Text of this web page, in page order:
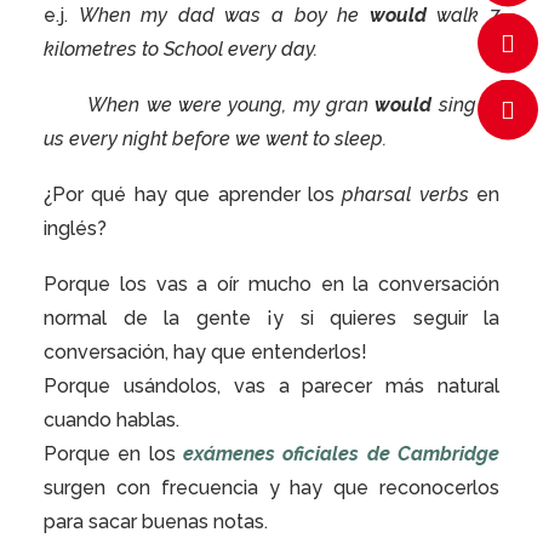
e.j. When my dad was a boy he wouldwalk 7
kilometres to School every day.
When we were young, my granwouldsing to
us every night before we went to sleep.
¿Por qué hay que aprender lospharsal verbs en
inglés?
Porque los vas a oír mucho en la conversación
normal de la gente ¡y si quieres seguir la
conversación, hay que entenderlos!
Porque usándolos, vas a parecer más natural
cuando hablas.
Porque en los exámenes oficiales de Cambridge
surgen con frecuencia y hay que reconocerlos
para sacar buenas notas.